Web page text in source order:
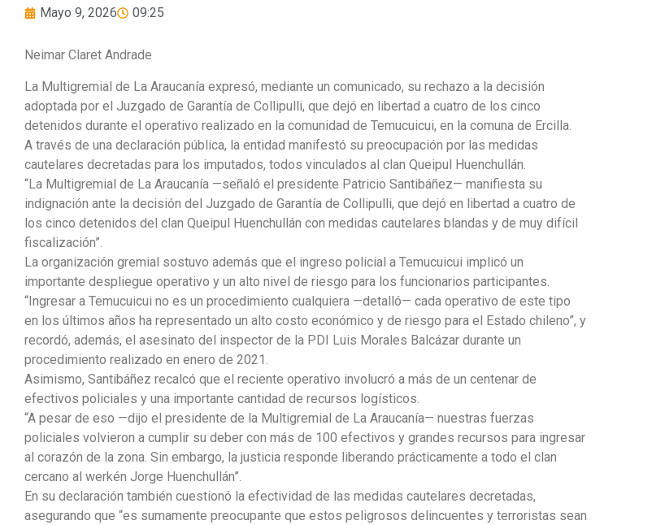
Mayo 9, 2026 09:25
Neimar Claret Andrade
La Multigremial de La Araucanía expresó, mediante un comunicado, su rechazo a la decisión
adoptada por el Juzgado de Garantía de Collipulli, que dejó en libertad a cuatro de los cinco
detenidos durante el operativo realizado en la comunidad de Temucuicui, en la comuna de Ercilla.
A través de una declaración pública, la entidad manifestó su preocupación por las medidas
cautelares decretadas para los imputados, todos vinculados al clan Queipul Huenchullán.
“La Multigremial de La Araucanía —señaló el presidente Patricio Santibáñez— manifiesta su
indignación ante la decisión del Juzgado de Garantía de Collipulli, que dejó en libertad a cuatro de
los cinco detenidos del clan Queipul Huenchullán con medidas cautelares blandas y de muy difícil
fiscalización”.
La organización gremial sostuvo además que el ingreso policial a Temucuicui implicó un
importante despliegue operativo y un alto nivel de riesgo para los funcionarios participantes.
“Ingresar a Temucuicui no es un procedimiento cualquiera —detalló— cada operativo de este tipo
en los últimos años ha representado un alto costo económico y de riesgo para el Estado chileno”, y
recordó, además, el asesinato del inspector de la PDI Luis Morales Balcázar durante un
procedimiento realizado en enero de 2021.
Asimismo, Santibáñez recalcó que el reciente operativo involucró a más de un centenar de
efectivos policiales y una importante cantidad de recursos logísticos.
“A pesar de eso —dijo el presidente de la Multigremial de La Araucanía— nuestras fuerzas
policiales volvieron a cumplir su deber con más de 100 efectivos y grandes recursos para ingresar
al corazón de la zona. Sin embargo, la justicia responde liberando prácticamente a todo el clan
cercano al werkén Jorge Huenchullán”.
En su declaración también cuestionó la efectividad de las medidas cautelares decretadas,
asegurando que “es sumamente preocupante que estos peligrosos delincuentes y terroristas sean